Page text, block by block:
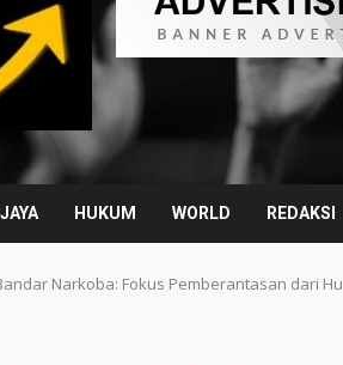
HUKUM WORLD REDAKSI
Narkoba: Fokus Pemberantasan dari Hu